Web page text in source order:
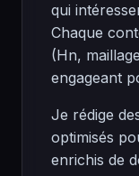
qui
Chaque
(Hn,
engageant
Je rédige
optimisés
enrichis de